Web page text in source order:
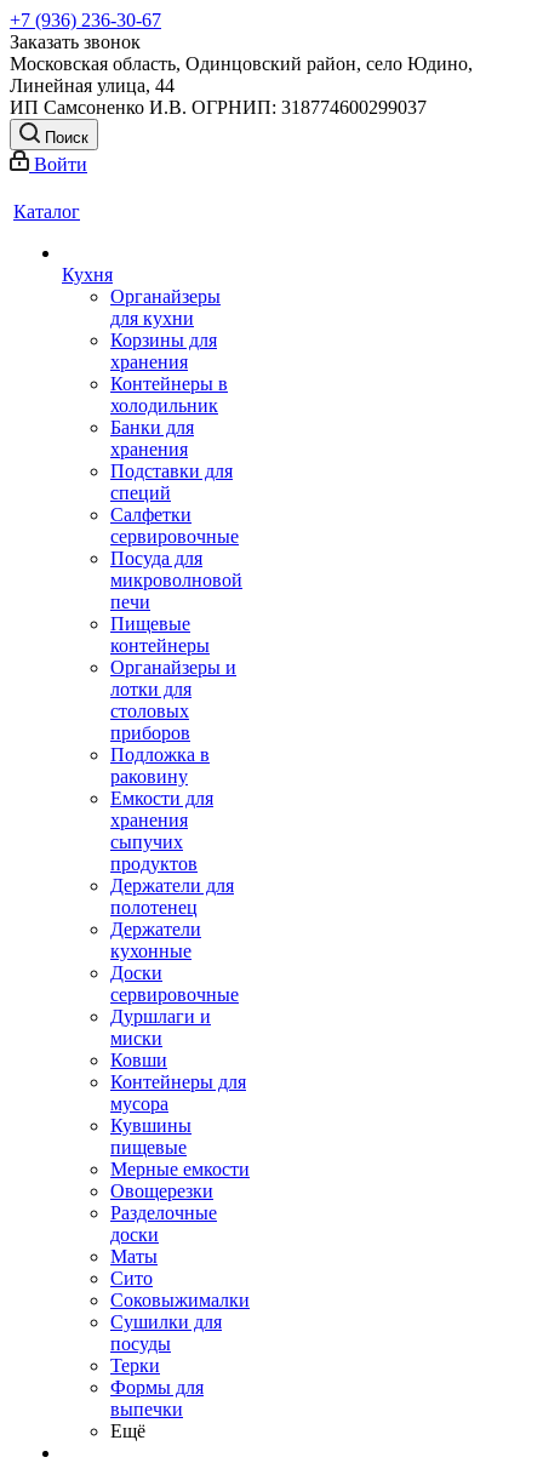
+7 (936) 236-30-67
Заказать звонок
Московская область, Одинцовский район, село Юдино,
Линейная улица, 44
ИП Самсоненко И.В. ОГРНИП: 318774600299037
Поиск
Войти
Каталог
Кухня
Органайзеры
для кухни
Корзины для
хранения
Контейнеры в
холодильник
Банки для
хранения
Подставки для
специй
Салфетки
сервировочные
Посуда для
микроволновой
печи
Пищевые
контейнеры
Органайзеры и
лотки для
столовых
приборов
Подложка в
раковину
Емкости для
хранения
сыпучих
продуктов
Держатели для
полотенец
Держатели
кухонные
Доски
сервировочные
Дуршлаги и
миски
Ковши
Контейнеры для
мусора
Кувшины
пищевые
Мерные емкости
Овощерезки
Разделочные
доски
Маты
Сито
Соковыжималки
Сушилки для
посуды
Терки
Формы для
выпечки
Ещё